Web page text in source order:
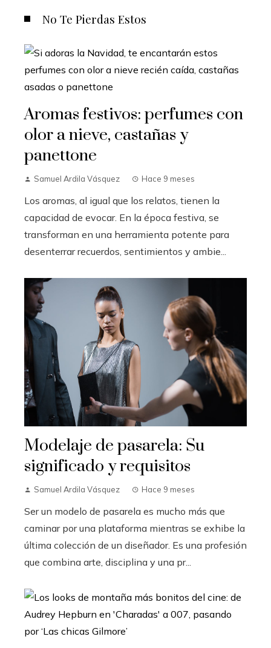
No Te Pierdas Estos
Aromas festivos: perfumes con
olor a nieve, castañas y
panettone
Samuel Ardila Vásquez Hace 9 meses
Los aromas, al igual que los relatos, tienen la
capacidad de evocar. En la época festiva, se
transforman en una herramienta potente para
desenterrar recuerdos, sentimientos y ambie...
Modelaje de pasarela: Su
significado y requisitos
Samuel Ardila Vásquez Hace 9 meses
Ser un modelo de pasarela es mucho más que
caminar por una plataforma mientras se exhibe la
última colección de un diseñador. Es una profesión
que combina arte, disciplina y una pr...